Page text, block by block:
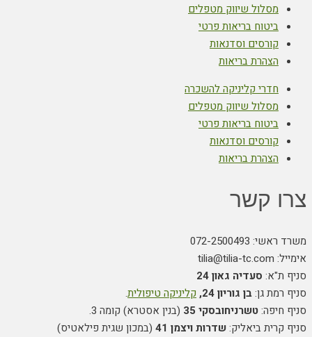
מסלול שיווק מטפלים
ביטוח בריאות פרטי
קורסים וסדנאות
הצהרת בריאות
חדרי קליניקה להשכרה
מסלול שיווק מטפלים
ביטוח בריאות פרטי
קורסים וסדנאות
הצהרת בריאות
צרו קשר
משרד ראשי: 072-2500493
אימייל: tilia@tilia-tc.com
סניף ת"א: סעדיה גאון 24
סניף רמת גן:בן גוריון 24, קליניקה טיפולית.
סניף חיפה:טשרניחובסקי 35
(בנין אסטרא) קומה 3.
סניף קרית ביאליק:שדרות ויצמן 41 (במכון שגית פילאטיס)